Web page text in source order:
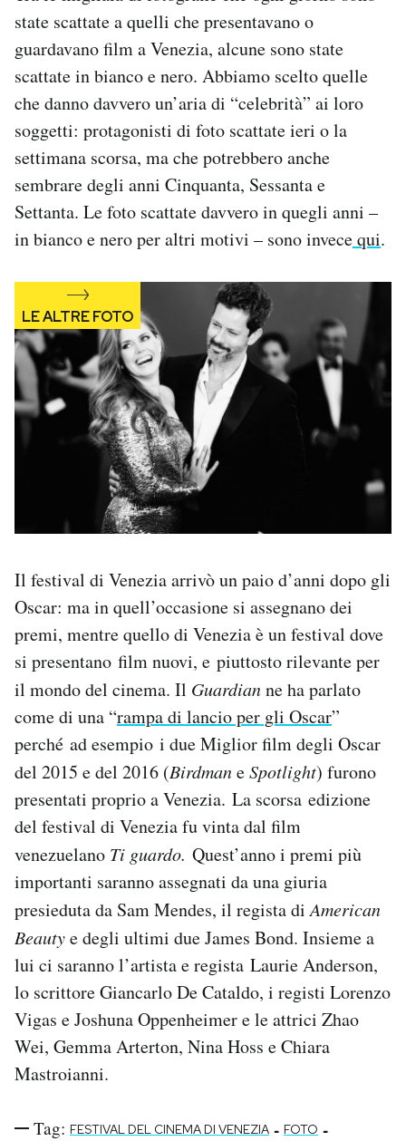
state scattate a quelli che presentavano o
guardavano film a Venezia, alcune sono state
scattate in bianco e nero. Abbiamo scelto quelle
che danno davvero un’aria di “celebrità” ai loro
soggetti: protagonisti di foto scattate ieri o la
settimana scorsa, ma che potrebbero anche
sembrare degli anni Cinquanta, Sessanta e
Settanta. Le foto scattate davvero in quegli anni –
in bianco e nero per altri motivi – sono invecequi.
Il festival di Venezia arrivò un paio d’anni dopo gli
Oscar: ma in quell’occasione si assegnano dei
premi, mentre quello di Venezia è un festival dove
si presentano film nuovi, e piuttosto rilevante per
il mondo del cinema. Il Guardianne ha parlato
come di una “rampa di lancio per gli Oscar”
perché ad esempio i due Miglior film degli Oscar
del 2015 e del 2016 (BirdmaneSpotlight) furono
presentati proprio a Venezia. La scorsa edizione
del festival di Venezia fu vinta dal film
venezuelano Ti guardo. Quest’anno i premi più
importanti saranno assegnati da una giuria
presieduta da Sam Mendes, il regista diAmerican
Beautye degli ultimi due James Bond. Insieme a
lui ci saranno l’artista e regista Laurie Anderson,
lo scrittore Giancarlo De Cataldo, i registi Lorenzo
Vigas e Joshuna Oppenheimer e le attrici Zhao
Wei, Gemma Arterton, Nina Hoss e Chiara
Mastroianni.
Tag: FESTIVAL DEL CINEMA DI VENEZIA - FOTO -